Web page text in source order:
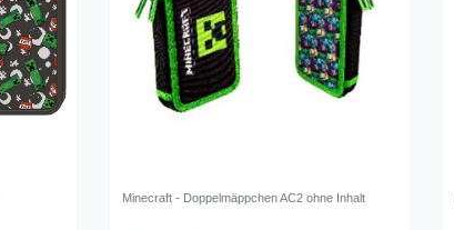
Minecraft - Doppelmäppchen AC2 ohne Inhalt